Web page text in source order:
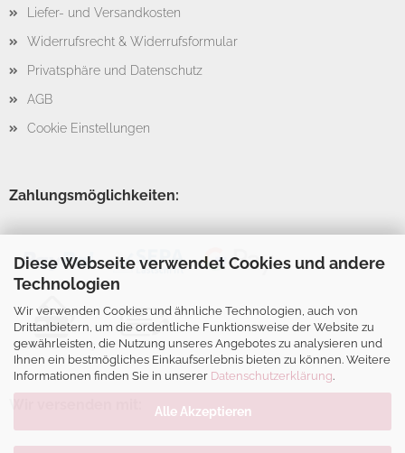
Diese Webseite verwendet Cookies und andere
Technologien
Wir verwenden Cookies und ähnliche Technologien, auch von
Drittanbietern, um die ordentliche Funktionsweise der Website zu
gewährleisten, die Nutzung unseres Angebotes zu analysieren und
Ihnen ein bestmögliches Einkaufserlebnis bieten zu können. Weitere
Informationen finden Sie in unserer Datenschutzerklärung.
Alle Akzeptieren
Liefer- und Versandkosten
Widerrufsrecht & Widerrufsformular
Privatsphäre und Datenschutz
AGB
Cookie Einstellungen
Zahlungsmöglichkeiten: